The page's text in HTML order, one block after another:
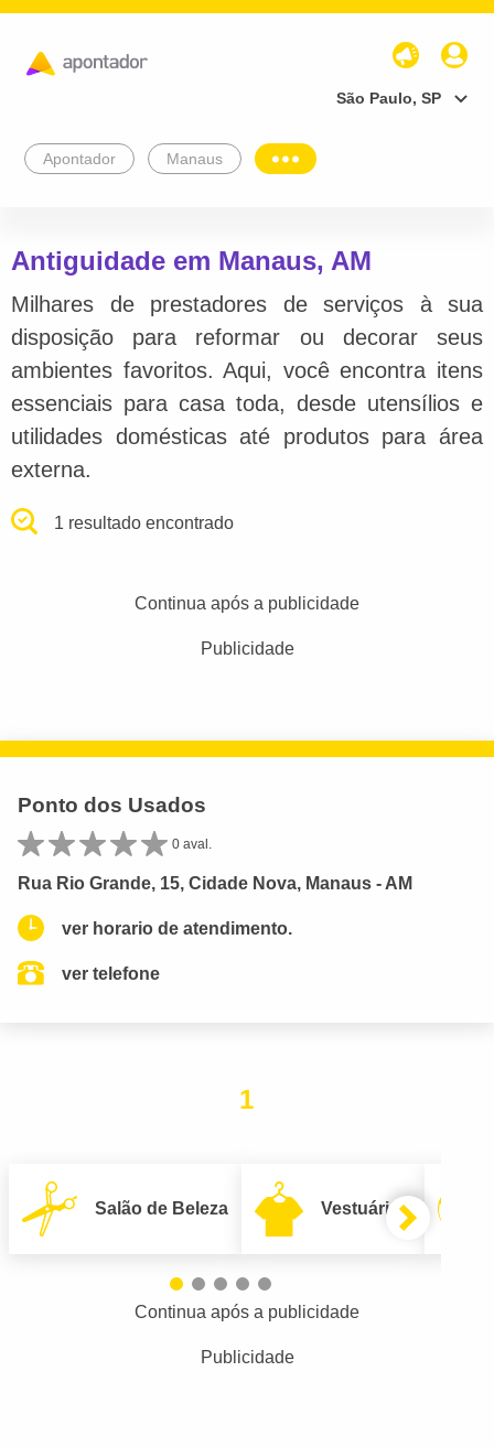
São Paulo, SP
Apontador Manaus
Antiguidade em Manaus, AM
Milhares de prestadores de serviços à sua
disposição para reformar ou decorar seus
ambientes favoritos. Aqui, você encontra itens
essenciais para casa toda, desde utensílios e
utilidades domésticas até produtos para área
externa.
1 resultado encontrado
Continua após a publicidade
Publicidade
Ponto dos Usados
0 aval.
Rua Rio Grande, 15, Cidade Nova, Manaus - AM
ver horario de atendimento.
ver telefone
1
Salão de Beleza Vestuário
Continua após a publicidade
Publicidade